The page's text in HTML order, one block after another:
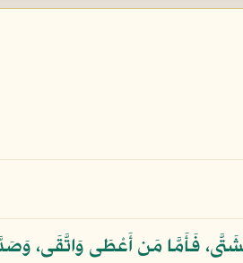
لَشَتَّى، فَأَمَّا مَن أَعْطَى وَاتَّقَى،